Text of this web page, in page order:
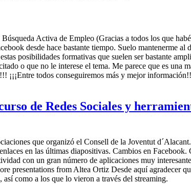
Activa de Empleo (Gracias a todos los que
desde hace bastante tiempo. Suelo mantenerme al
posibilidades formativas que suelen ser bastante
o que no le interese el tema. Me parece que es una
¡¡¡Entre todos conseguiremos más y mejor
de Redes Sociales y
que organizó el Consell de la Joventut
en las últimas diapositivas. Cambios en
con un gran número de aplicaciones muy
presentations from Altea Ortiz Desde aquí agradecer
como a los que lo vieron a través del streaming.